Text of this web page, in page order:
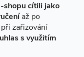
shopu cítili jako
až po
zařizování
s využitím